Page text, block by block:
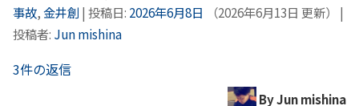
事故,金井創 | 投稿日: 2026年6月8日 （2026年6月13日 更新）
|
投稿者: Jun mishina
3件の返信
By Jun mishina